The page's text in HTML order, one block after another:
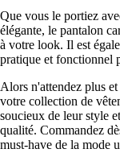
Que vous le portiez
élégante, le pantalon
à votre look. Il est
pratique et fonctionnel
Alors n'attendez plus
votre collection de
soucieux de leur style
qualité. Commandez
must-have de la mode